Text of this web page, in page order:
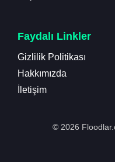
Faydalı Linkler
Gizlilik Politikası
Hakkımızda
İletişim
© 2026